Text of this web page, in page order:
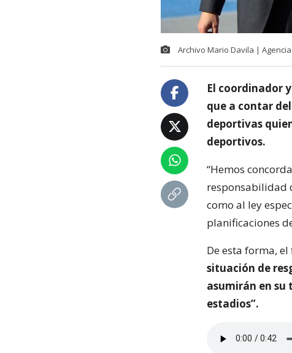
Archivo Mario Davila | Agencia
El coordinador
que a contar
deportivas
deportivos.
“Hemos
responsabilidad
como al ley
planificaciones
De esta forma,
situación de
asumirán en
estadios”.